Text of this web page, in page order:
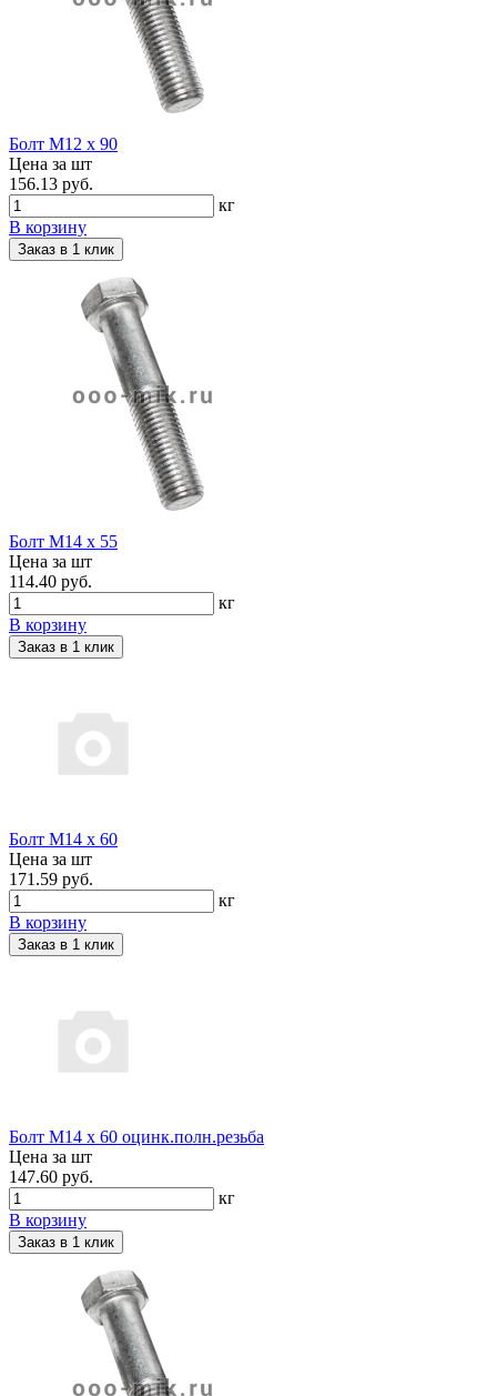
Болт М12 х 90
Цена за шт
156.13 руб.
кг
В корзину
Заказ в 1 клик
Болт М14 х 55
Цена за шт
114.40 руб.
кг
В корзину
Заказ в 1 клик
Болт М14 х 60
Цена за шт
171.59 руб.
кг
В корзину
Заказ в 1 клик
Болт М14 х 60 оцинк.полн.резьба
Цена за шт
147.60 руб.
кг
В корзину
Заказ в 1 клик